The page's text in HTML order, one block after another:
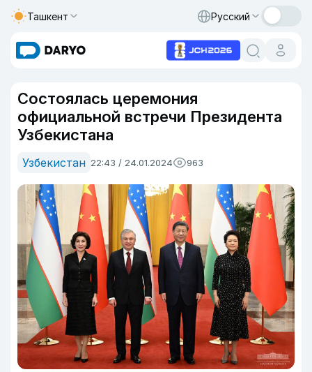
Ташкент Русский
Состоялась церемония
официальной встречи Президента
Узбекистана
Узбекистан 22:43 / 24.01.2024 963